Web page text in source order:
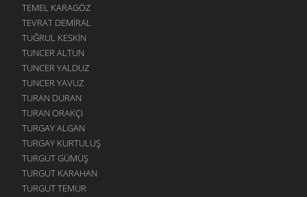
TEMEL KARAGÖZ
TEVRAT DEMIRAL
TUĞRUL KESKIN
TUNCER ALTUN
TUNCER YALDUZ
TUNCER YAVUZ
TURAN DURAN
TURAN ORAKÇI
TURGAY ALGAN
TURGAY KURTULUŞ
TURGUT GÜMÜŞ
TURGUT KARAHAN
TURGUT TEMUR